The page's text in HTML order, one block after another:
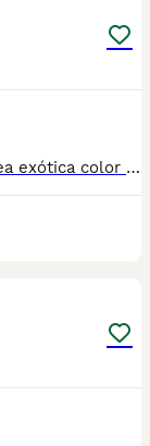
Cachorrito de bulldog francés Madrid, línea exótica color chocolate, se entrega con toda su documentación y contratos de garantía https://www.aguasdelcuenco.es/